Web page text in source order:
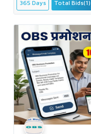
365 Days Total Bids(1)